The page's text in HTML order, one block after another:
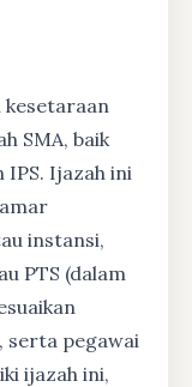
SMA, baik
Ijazah ini
instansi,
PTS (dalam
serta pegawai
ijazah ini,